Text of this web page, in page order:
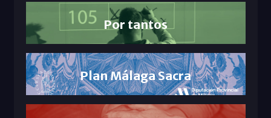
Por tantos
Plan Málaga Sacra